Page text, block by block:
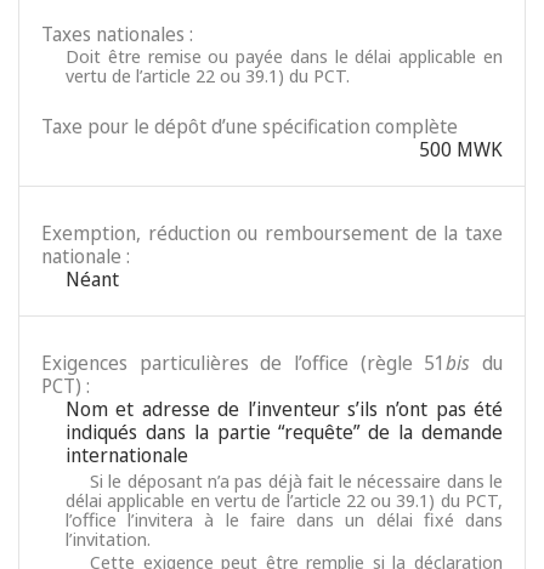
Taxes nationales :
Doit être remise ou payée dans le délai applicable en
vertu de l’article 22 ou 39.1) du PCT.
Taxe pour le dépôt d’une spécification complète
500 MWK
Exemption, réduction ou remboursement de la taxe
nationale :
Néant
Exigences particulières de l’office (règle 51bis du
PCT) :
Nom et adresse de l’inventeur s’ils n’ont pas été
indiqués dans la partie “requête” de la demande
internationale
Si le déposant n’a pas déjà fait le nécessaire dans le
délai applicable en vertu de l’article 22 ou 39.1) du PCT,
l’office l’invitera à le faire dans un délai fixé dans
l’invitation.
Cette exigence peut être remplie si la déclaration